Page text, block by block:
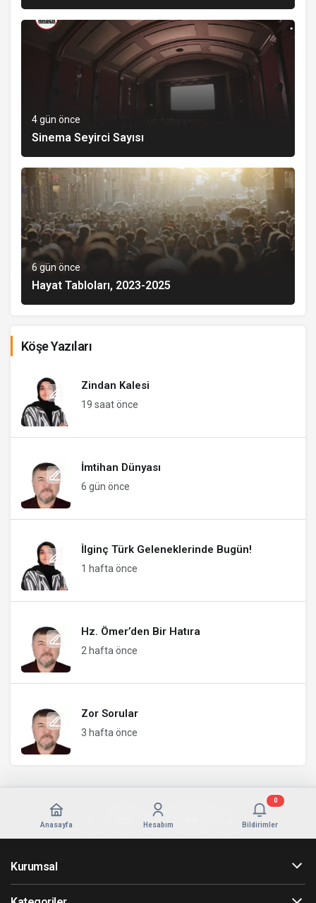
4 gün önce
Sinema Seyirci Sayısı
6 gün önce
Hayat Tabloları, 2023-2025
Köşe Yazıları
Zindan Kalesi
19 saat önce
İmtihan Dünyası
6 gün önce
İlginç Türk Geleneklerinde Bugün!
1 hafta önce
Hz. Ömer’den Bir Hatıra
2 hafta önce
Zor Sorular
3 hafta önce
Anasayfa Hesabım Bildirimler
0
Kurumsal